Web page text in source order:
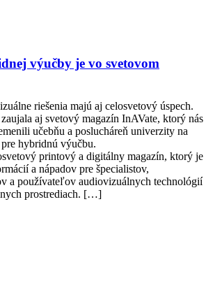
výučby je vo svetovom
riešenia majú aj celosvetový úspech.
aj svetový magazín InAVate, ktorý nás
učebňu a poslucháreň univerzity na
hybridnú výučbu.
printový a digitálny magazín, ktorý je
a nápadov pre špecialistov,
a používateľov audiovizuálnych technológií
prostrediach. […]